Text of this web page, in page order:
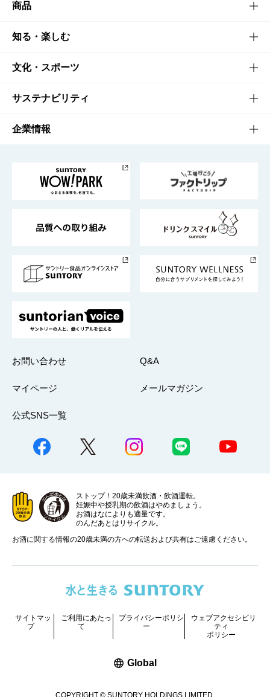
商品
商品TOP
商品一覧
商品発売情報
栄養成分一覧
知る・楽しむ
知る・楽しむTOP
キャンペーン
工場見学
地域情報
文化・スポーツ
文化・スポーツTOP
サントリーホール
サントリーサンバーズ大阪
サステナビリティ
サステナビリティTOP
サントリーが考えるサステナビリティ経営
企業情報
企業概要
採用情報
お問い合わせ Q&A
マイページ メールマガジン
公式SNS一覧
ストップ！20歳未満飲酒・飲酒運転。
妊娠中や授乳期の飲酒はやめましょう。
お酒はなによりも適量です。
のんだあとはリサイクル。
お酒に関する情報の20歳未満の方への転送および共有はご遠慮ください。
COPYRIGHT © SUNTORY HOLDINGS LIMITED.
サイトマッ
プ
ご利用にあたっ
て
プライバシーポリシ
ー
ウェブアクセシビリ
ティ
ポリシー
Global新しいウィンドウで開く